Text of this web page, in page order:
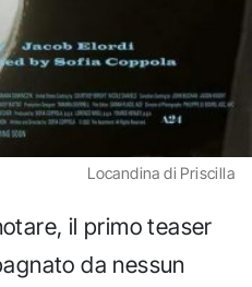
Locandina di Priscilla
il primo teaser
da nessun